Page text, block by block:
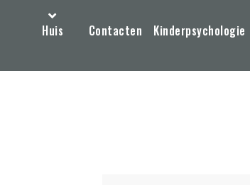
Huis Contacten Kinderpsychologie